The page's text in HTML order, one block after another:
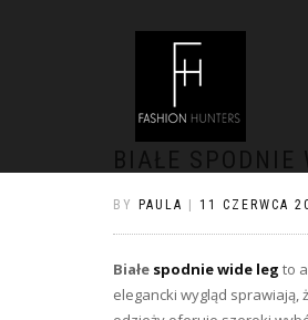
BIAŁE SPODNIE
BY PAULA 11 CZERWCA
Białe spodnie wide leg to
elegancki wygląd